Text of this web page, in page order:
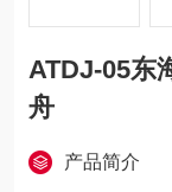
ATDJ-05东
舟
产品简介